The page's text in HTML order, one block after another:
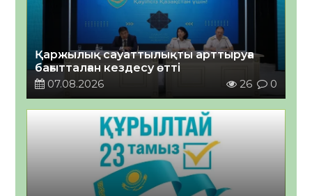
Қаржылық сауаттылықты арттыруға
бағытталған кездесу өтті
07.08.2026
26 0